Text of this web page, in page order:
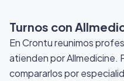
Turnos con
En Crontu reunimos
atienden por Allmedicine.
compararlos por